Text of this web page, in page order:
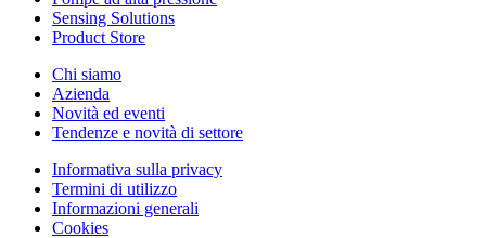
Sensing Solutions
Product Store
Chi siamo
Azienda
Novità ed eventi
Tendenze e novità di settore
Informativa sulla privacy
Termini di utilizzo
Informazioni generali
Cookies